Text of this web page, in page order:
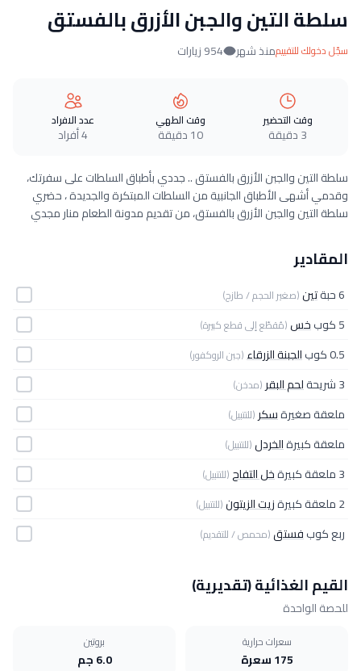
سلطة التين والجبن الأزرق بالفستق
سجّل دخولك للتقييممنذ شهر 954 زيارات
وقت التحضير
3 دقيقة
وقت الطهي
10 دقيقة
عدد الافراد
4 أفراد
سلطة التين والجبن الأزرق بالفستق .. جددي بأطباق السلطات على سفرتك،
وقدمي أشهى الأطباق الجانبية من السلطات المبتكرة والجديدة ، حضري
سلطة التين والجبن الأزرق بالفستق، من تقديم مدونة الطعام منار مجدي
المقادير
6 حبة تين(صغير الحجم / طازج)
5 كوب خس(مُقطّع إلى قطع كبيرة)
0.5 كوب الجبنة الزرقاء(جبن الروكفور)
3 شريحة لحم البقر (مدخن)
ملعقة صغيرةسكر (للتتبيل)
ملعقة كبيرةالخردل(للتتبيل)
3 ملعقة كبيرة خل التفاح(للتتبيل)
2 ملعقة كبيرة زيت الزيتون(للتتبيل)
ربع كوبفستق(محمص / للتقديم)
القيم الغذائية (تقديرية)
للحصة الواحدة
سعرات حرارية
175 سعرة
بروتين
6.0 جم